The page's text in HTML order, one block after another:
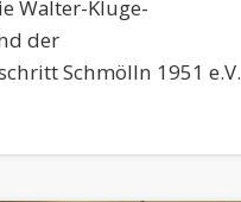
Walter-Kluge-
der
Schmölln 1951 e.V.